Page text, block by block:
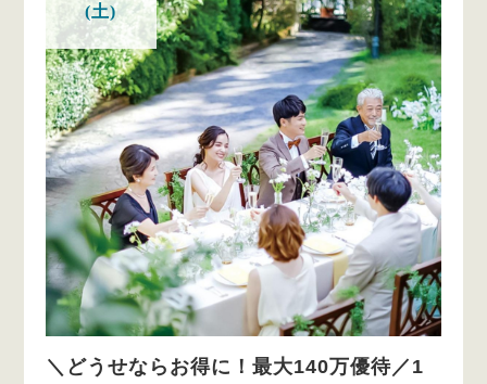
(土)
＼どうせならお得に！最大140万優待／1